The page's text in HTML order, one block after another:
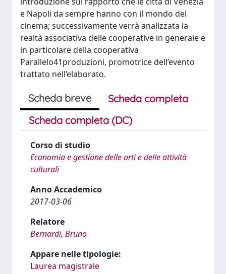
e Napoli da sempre hanno con il mondo del
cinema; successivamente verrà analizzata la
realtà associativa delle cooperative in generale e
in particolare della cooperativa
Parallelo41produzioni, promotrice dell’evento
trattato nell’elaborato.
Scheda breve
Scheda completa
Scheda completa (DC)
Corso di studio
Economia e gestione delle arti e delle attività
culturali
Anno Accademico
2017-03-06
Relatore
Bernardi, Bruno
Appare nelle tipologie:
Laurea magistrale